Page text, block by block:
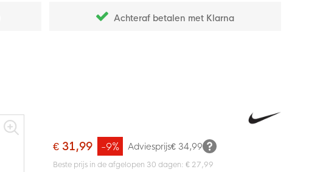
Achteraf betalen met Klarna
€ 31,99 Adviesprijs€ 34,99
-9%
Beste prijs in de afgelopen 30 dagen: € 27,99